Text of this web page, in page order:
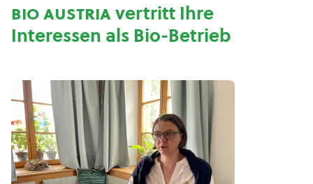
bio austriavertritt Ihre
Interessen als Bio-Betrieb